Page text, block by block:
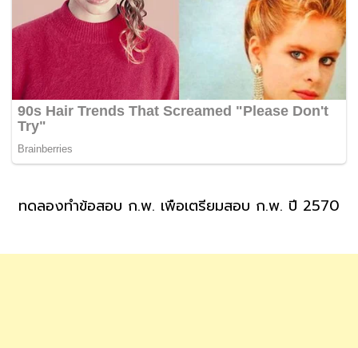
ทดลองทำข้อสอบ ก.พ. เพื่อเตรียมสอบ ก.พ. ปี 2570